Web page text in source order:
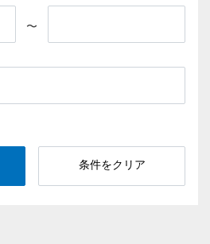
〜
条件をクリア